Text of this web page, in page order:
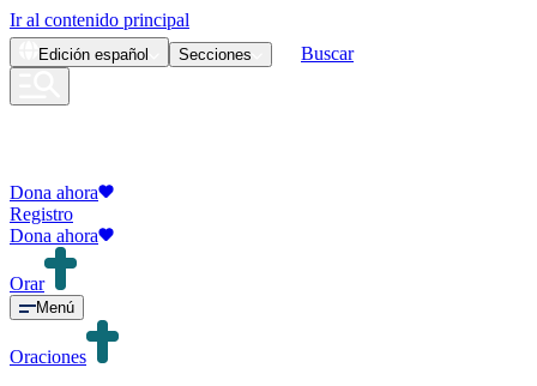
Ir al contenido principal
Edición español Secciones Buscar
Dona ahora
Registro
Dona ahora
Orar
Menú
Oraciones